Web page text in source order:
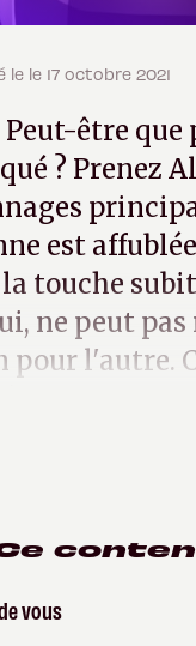
le le 17 octobre 2021
être que
? Prenez
est
touche
ne peut
l'autre.
vous